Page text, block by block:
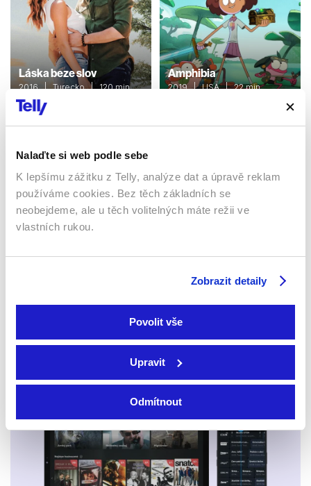
Nalaďte si web podle sebe
K lepšímu zážitku z Telly, analýze dat a úpravě reklam
používáme cookies. Bez těch základních se
neobejdeme, ale u těch volitelných máte režii ve
vlastních rukou.
Zobrazit detaily
Povolit vše
Upravit
Odmítnout
Láska beze slov
2016 | Turecko | 120 min
Seriály / Komedie /
Romantický
Amphibia
2019 | USA | 22 min
Sledujte kdekoliv až na 6 zařízeních
Sledovat internetovou televizi jde odkudkoliv
po celé EU, a to až na 6 zařízeních.
Smart TV - Android, Google, Samsung, LG, VIDAA